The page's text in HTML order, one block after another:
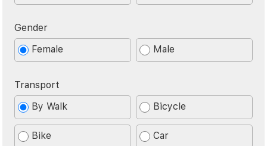
Gender
Female
Male
Transport
By Walk
Bicycle
Bike Car